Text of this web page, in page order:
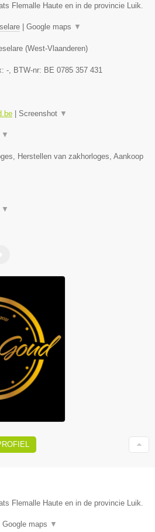
Flemalle Haute en in de provincie Luik.
| Google maps ▼
(West-Vlaanderen)
- , BTW-nr: BE 0785 357 431
| Screenshot ▼
▼
Herstellen van zakhorloges, Aankoop
▼
Flemalle Haute en in de provincie Luik.
Google maps ▼